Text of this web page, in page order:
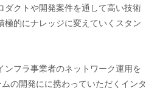
ダクトや開発案件を通して高い技術
極的にナレッジに変えていくスタン
ンフラ事業者のネットワーク運用を
の開発にに携わっていただくインタ